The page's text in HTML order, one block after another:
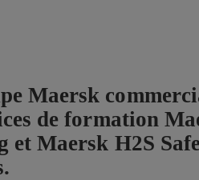
Maersk
de formation
et Maersk H2S